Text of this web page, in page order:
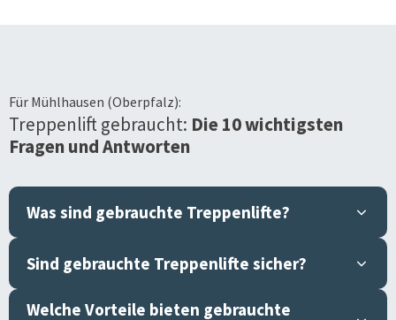
Für Mühlhausen (Oberpfalz):
Treppenlift gebraucht: Die 10 wichtigsten
Fragen und Antworten
Was sind gebrauchte Treppenlifte?
Sind gebrauchte Treppenlifte sicher?
Welche Vorteile bieten gebrauchte